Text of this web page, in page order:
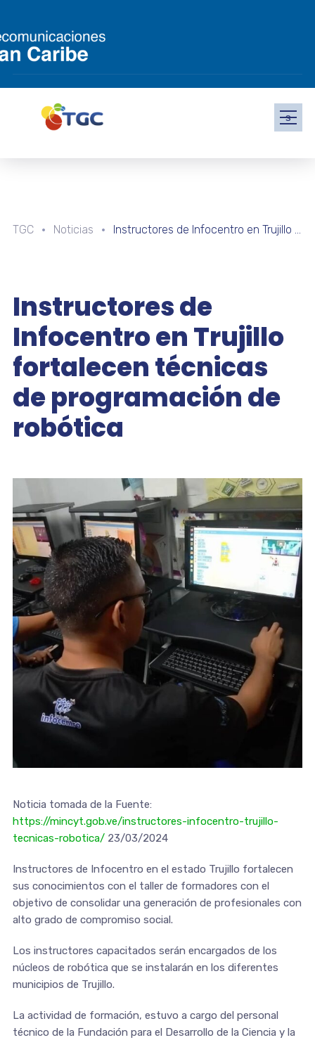
s
TGC Noticias Instructores de Infocentro en Trujillo fortalecen técnicas de programación de robótica
Instructores de
Infocentro en Trujillo
fortalecen técnicas
de programación de
robótica
Noticia tomada de la Fuente:
https://mincyt.gob.ve/instructores-infocentro-trujillo-
tecnicas-robotica/23/03/2024
Instructores de Infocentro en el estado Trujillo fortalecen
sus conocimientos con el taller de formadores con el
objetivo de consolidar una generación de profesionales con
alto grado de compromiso social.
Los instructores capacitados serán encargados de los
núcleos de robótica que se instalarán en los diferentes
municipios de Trujillo.
La actividad de formación, estuvo a cargo del personal
técnico de la Fundación para el Desarrollo de la Ciencia y la